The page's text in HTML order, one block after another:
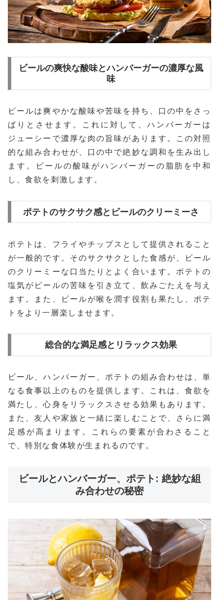
ビールの爽快な酸味とハンバーガーの濃厚な風
味
ビールは爽やかな酸味や苦味を持ち、口の中をさっ
ぱりとさせます。これに対して、ハンバーガーは
ジューシーで濃厚な肉の旨味があります。この対照
的な組み合わせが、口の中で絶妙な調和を生み出し
ます。ビールの酸味がハンバーガーの脂肪を中和
し、食欲を刺激します。
ポテトのサクサク感とビールのクリーミーさ
ポテトは、フライやチップスとして提供されること
が一般的です。そのサクサクとした食感が、ビール
のクリーミーな口当たりとよく合います。ポテトの
塩気がビールの苦味を引き立て、飲みごたえを与え
ます。また、ビールが喉を潤す役割も果たし、ポテ
トをより一層楽しませます。
総合的な満足感とリラックス効果
ビール、ハンバーガー、ポテトの組み合わせは、単
なる食事以上のものを提供します。これは、食欲を
満たし、心身をリラックスさせる効果もあります。
また、友人や家族と一緒に楽しむことで、さらに満
足感が高まります。これらの要素が合わさること
で、特別な食体験が生まれるのです。
ビールとハンバーガー、ポテト: 絶妙な組
み合わせの秘密